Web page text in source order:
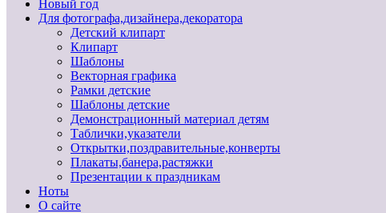
Новый год
Для фотографа,дизайнера,декоратора
Детский клипарт
Клипарт
Шаблоны
Векторная графика
Рамки детские
Шаблоны детские
Демонстрационный материал детям
Таблички,указатели
Открытки,поздравительные,конверты
Плакаты,банера,растяжки
Презентации к праздникам
Ноты
О сайте